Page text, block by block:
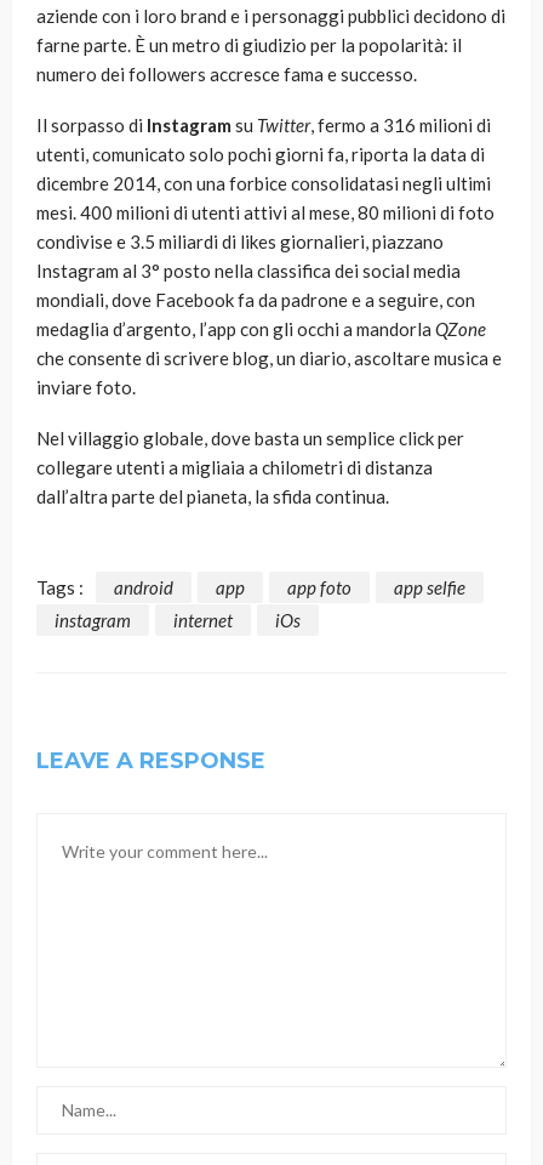
aziende con i loro brand e i personaggi pubblici decidono di
farne parte. È un metro di giudizio per la popolarità: il
numero dei followers accresce fama e successo.
Il sorpasso di Instagram su Twitter, fermo a 316 milioni di
utenti, comunicato solo pochi giorni fa, riporta la data di
dicembre 2014, con una forbice consolidatasi negli ultimi
mesi. 400 milioni di utenti attivi al mese, 80 milioni di foto
condivise e 3.5 miliardi di likes giornalieri, piazzano
Instagram al 3° posto nella classifica dei social media
mondiali, dove Facebook fa da padrone e a seguire, con
medaglia d’argento, l’app con gli occhi a mandorla QZone
che consente di scrivere blog, un diario, ascoltare musica e
inviare foto.
Nel villaggio globale, dove basta un semplice click per
collegare utenti a migliaia a chilometri di distanza
dall’altra parte del pianeta, la sfida continua.
Tags : android app app foto
app selfie
instagram
internet iOs
LEAVE A RESPONSE